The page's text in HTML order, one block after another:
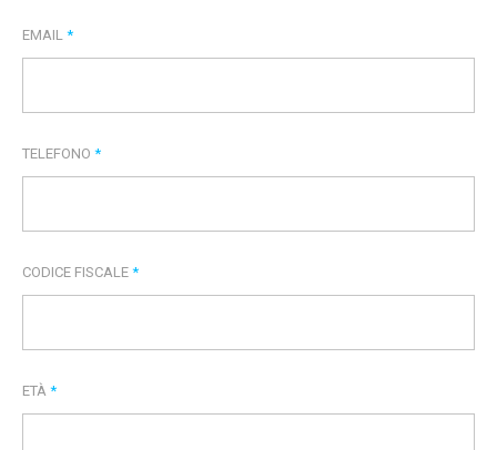
EMAIL *
TELEFONO *
CODICE FISCALE *
ETÀ *